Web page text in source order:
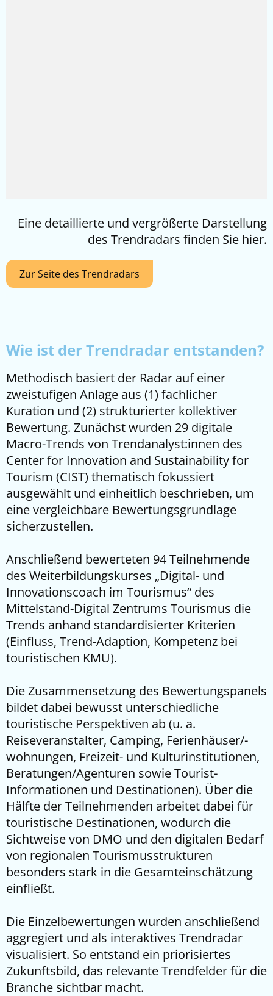
Eine detaillierte und vergrößerte Darstellung
des Trendradars finden Sie hier.
Zur Seite des Trendradars
Wie ist der Trendradar entstanden?
Methodisch basiert der Radar auf einer
zweistufigen Anlage aus (1) fachlicher
Kuration und (2) strukturierter kollektiver
Bewertung. Zunächst wurden 29 digitale
Macro-Trends von Trendanalyst:innen des
Center for Innovation and Sustainability for
Tourism (CIST) thematisch fokussiert
ausgewählt und einheitlich beschrieben, um
eine vergleichbare Bewertungsgrundlage
sicherzustellen.
Anschließend bewerteten 94 Teilnehmende
des Weiterbildungskurses „Digital- und
Innovationscoach im Tourismus“ des
Mittelstand-Digital Zentrums Tourismus die
Trends anhand standardisierter Kriterien
(Einfluss, Trend-Adaption, Kompetenz bei
touristischen KMU).
Die Zusammensetzung des Bewertungspanels
bildet dabei bewusst unterschiedliche
touristische Perspektiven ab (u. a.
Reiseveranstalter, Camping, Ferienhäuser/-
wohnungen, Freizeit- und Kulturinstitutionen,
Beratungen/Agenturen sowie Tourist-
Informationen und Destinationen). Über die
Hälfte der Teilnehmenden arbeitet dabei für
touristische Destinationen, wodurch die
Sichtweise von DMO und den digitalen Bedarf
von regionalen Tourismusstrukturen
besonders stark in die Gesamteinschätzung
einfließt.
Die Einzelbewertungen wurden anschließend
aggregiert und als interaktives Trendradar
visualisiert. So entstand ein priorisiertes
Zukunftsbild, das relevante Trendfelder für die
Branche sichtbar macht.